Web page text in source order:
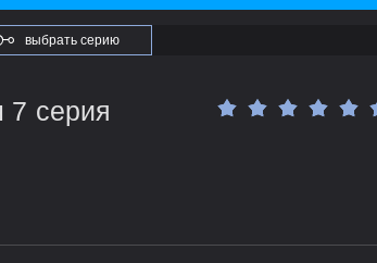
выбрать серию
серия